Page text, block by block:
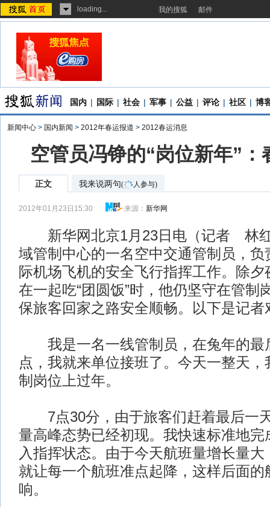
loading... 我的搜狐 邮件
国内 | 国际 | 社会 | 军事 | 公益 | 评论 | 社区 | 博
新闻中心 > 国内新闻 > 2012年春运报道 > 2012春运消息
空管员冯铮的“岗位新年”：
正文 我来说两句( 人参与)
2012年01月23日15:30 来源：新华网
新华网北京1月23日电（记者 林红
域管制中心的一名空中交通管制员，负
际机场飞机的安全飞行指挥工作。除
在一起吃“团圆饭”时，他仍坚守在管制
保旅客回家之路安全顺畅。以下是记者
我是一名一线管制员，在兔年的最
点，我就来单位接班了。今天一整天
制岗位上过年。
7点30分，由于旅客们赶着最后一
量高峰态势已经初现。我快速标准地完
入指挥状态。由于今天航班量增长量
就让每一个航班准点起降，这样后面的
响。